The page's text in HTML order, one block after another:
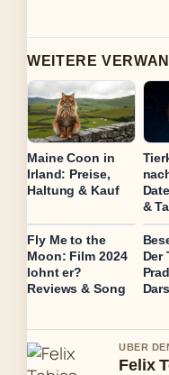
WEITERE
Maine Coon in
Irland: Preise,
Haltung & Kauf
&
Fly Me to the
Moon: Film 2024
lohnt er?
Reviews & Song
Der
UBER
Felix